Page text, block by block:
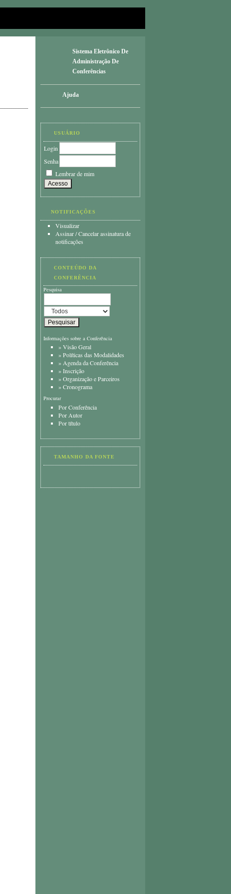
Sistema Eletrônico De
Administração De
Conferências
Ajuda
USUÁRIO
Login
Senha
Lembrar de mim
NOTIFICAÇÕES
Visualizar
Assinar/Cancelar assinatura de
notificações
CONTEÚDO DA
CONFERÊNCIA
Pesquisa
Informações sobre a Conferência
»Visão Geral
»Políticas das Modalidades
»Agenda da Conferência
»Inscrição
»Organização e Parceiros
»Cronograma
Procurar
Por Conferência
Por Autor
Por título
TAMANHO DA FONTE